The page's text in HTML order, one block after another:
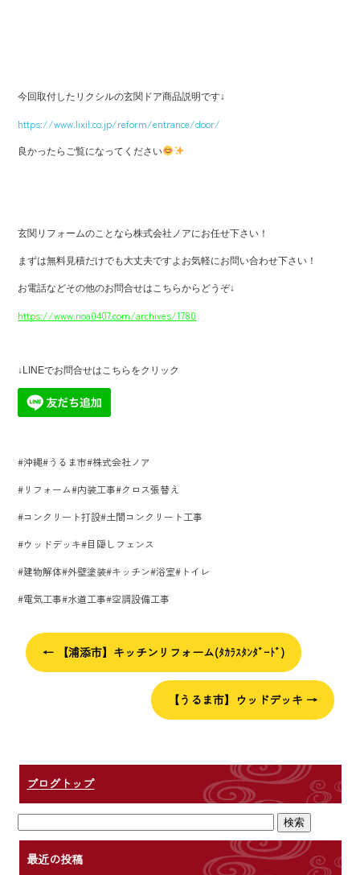
今回取付したリクシルの玄関ドア商品説明です↓
https://www.lixil.co.jp/reform/entrance/door/
良かったらご覧になってください
玄関リフォームのことなら株式会社ノアにお任せ下さい！
まずは無料見積だけでも大丈夫ですよお気軽にお問い合わせ下さい！
お電話などその他のお問合せはこちらからどうぞ↓
https://www.noa0407.com/archives/1780
↓LINEでお問合せはこちらをクリック
#沖縄#うるま市#株式会社ノア
#リフォーム#内装工事#クロス張替え
#コンクリート打設#土間コンクリート工事
#ウッドデッキ#目隠しフェンス
#建物解体#外壁塗装#キッチン#浴室#トイレ
#電気工事#水道工事#空調設備工事
← 【浦添市】キッチンリフォーム(ﾀｶﾗｽﾀﾝﾀﾞｰﾄﾞ)
【うるま市】ウッドデッキ →
ブログトップ
最近の投稿